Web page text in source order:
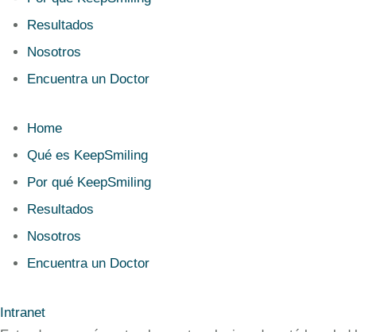
Resultados
Nosotros
Encuentra un Doctor
Home
Qué es KeepSmiling
Por qué KeepSmiling
Resultados
Nosotros
Encuentra un Doctor
Intranet